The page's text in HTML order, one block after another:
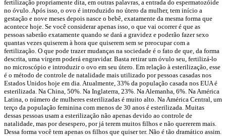
fertilização propriamente dita, em outras palavras, a entrada do espermatozóide
no óvulo. Após isso, o ovo é introduzido no útero da mulher, tem início a
gestação e nove meses depois nasce o bebê, exatamente da mesma forma que
acontece hoje. Se você considerar apenas isso, o que vai ocorrer é que as
pessoas saberão exatamente quando se dará a gravidez e poderão fazer sexo
quantas vezes quiserem à hora que quiserem sem se preocupar com a
fertilização. O que pode trazer mudanças na sociedade é o fato de que, da forma
descrita, uma virgem poderá engravidar. Basta retirar um óvulo seu, fertilizá-lo
no microscópio e introduzir o ovo em seu útero. Em relação à esterilização, esse
é o método de controle de natalidade mais utilizado por pessoas casadas nos
Estados Unidos hoje em dia. Atualmente, 33% da população casada nos EUA é
esterilizada. Na China, 50%. Na Inglaterra, 23%. Na Alemanha, 6%. Na América
Latina, o número de mulheres esterilizadas é muito alto. Na América Central, um
terço da população feminina com menos de 30 anos é esterilizada. Muitas
dessas pessoas usam a esterilização não apenas devido ao controle de
natalidade, mas por desespero, por já terem muitos filhos e não quererem mais.
Dessa forma você tem apenas os filhos que quiser ter. Não é tão dramático assim.